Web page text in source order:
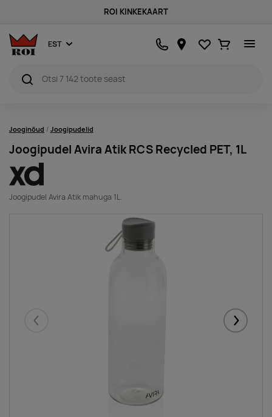
ROI KINKEKAART
EST Lemmikud
Ostukorv
Jooginõud Joogipudelid
Joogipudel Avira Atik RCS Recycled PET, 1L
Joogipudel Avira Atik mahuga 1L.
Eelmised